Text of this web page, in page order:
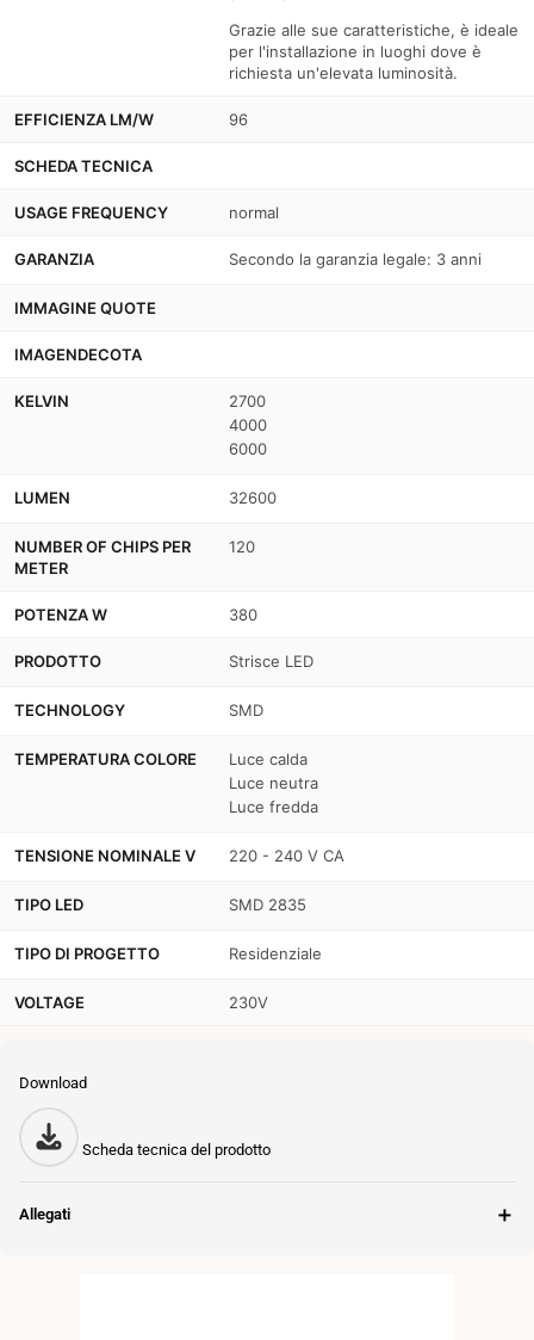
Grazie alle sue caratteristiche, è ideale
per l'installazione in luoghi dove è
richiesta un'elevata luminosità.
EFFICIENZA LM/W 96
SCHEDA TECNICA
USAGE FREQUENCY normal
GARANZIA Secondo la garanzia legale: 3 anni
IMMAGINE QUOTE
IMAGENDECOTA
KELVIN
2700
4000
6000
LUMEN 32600
NUMBER OF CHIPS PER
METER
120
POTENZA W 380
PRODOTTO Strisce LED
TECHNOLOGY SMD
TEMPERATURA COLORE
Luce calda
Luce neutra
Luce fredda
TENSIONE NOMINALE V 220 - 240 V CA
TIPO LED SMD 2835
TIPO DI PROGETTO Residenziale
VOLTAGE 230V
Download
Scheda tecnica del prodotto
Allegati ＋